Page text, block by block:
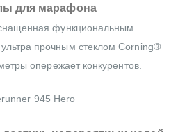
для марафона
функциональным
прочным стеклом Corning®
опережает конкурентов.